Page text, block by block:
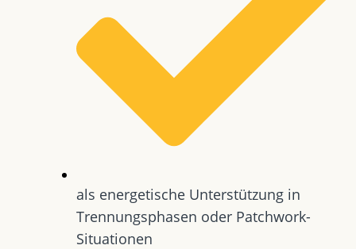
als energetische Unterstützung in
Trennungsphasen oder Patchwork-
Situationen